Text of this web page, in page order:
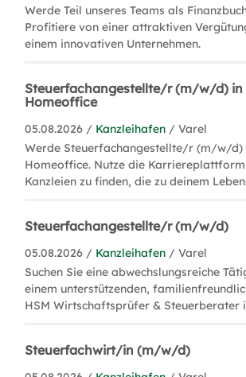
Werde Teil unseres Teams als
Profitiere von einer attraktiven
einem innovativen Unternehmen.
Steuerfachangestellte/r (m/w/d) in
Homeoffice
05.08.2026 / Kanzleihafen / Varel
Werde Steuerfachangestellte/r (m/w/d)
Homeoffice. Nutze die
Kanzleien zu finden, die zu deinem
Steuerfachangestellte/r (m/w/d)
05.08.2026 / Kanzleihafen / Varel
Suchen Sie eine abwechslungsreiche
einem unterstützenden,
HSM Wirtschaftsprüfer & Steuerberater
Steuerfachwirt/in (m/w/d)